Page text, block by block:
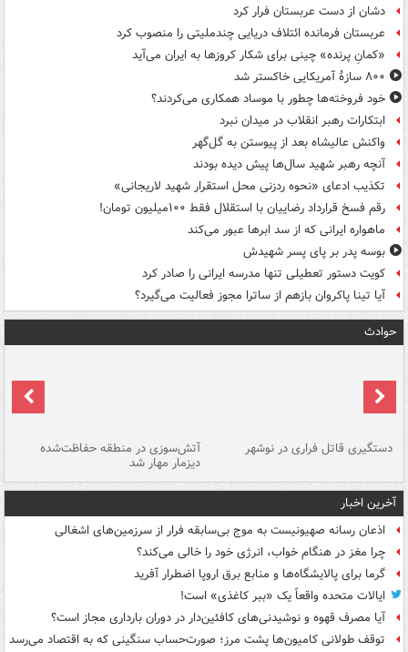
دشان از دست عربستان فرار کرد
عربستان فرمانده ائتلاف دریایی چندملیتی را منصوب کرد
«کمانِ پرنده» چینی برای شکار کروزها به ایران می‌آید
۸۰۰ سازۀ آمریکایی خاکستر شد
خود فروخته‌ها چطور با موساد همکاری می‌کردند؟
ابتکارات رهبر انقلاب در میدان نبرد
واکنش عالیشاه بعد از پیوستن به گل‌گهر
آنچه رهبر شهید سال‌ها پیش دیده بودند
تکذیب ادعای «نحوه ردزنی محل استقرار شهید لاریجانی»
رقم فسخ قرارداد رضاییان با استقلال فقط ۱۰۰میلیون تومان!
ماهواره ایرانی که از سد ابرها عبور می‌کند
بوسه‌ پدر بر پای پسر شهیدش
کویت دستور تعطیلی تنها مدرسه ایرانی را صادر کرد
آیا تینا پاکروان بازهم از ساترا مجوز فعالیت می‌گیرد؟
حوادث
دستگیری قاتل فراری در نوشهر آتش‌سوزی در منطقه حفاظت‌شده
دیزمار مهار شد
آخرین اخبار
اذعان رسانه صهیونیست به موج بی‌سابقه فرار از سرزمین‌های اشغالی
چرا مغز در هنگام خواب، انرژی خود را خالی می‌کند؟
گرما برای پالایشگاه‌ها و منابع برق اروپا اضطرار آفرید
ایالات متحده واقعاً یک «ببر کاغذی» است!
آیا مصرف قهوه و نوشیدنی‌های کافئین‌دار در دوران بارداری مجاز است؟
توقف طولانی کامیون‌ها پشت مرز؛ صورت‌حساب سنگینی که به اقتصاد می‌رسد